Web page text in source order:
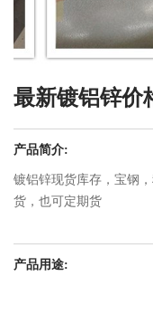
最新镀铝锌价
产品简介:
镀铝锌现货库存，宝钢
货，也可定期货
产品用途: